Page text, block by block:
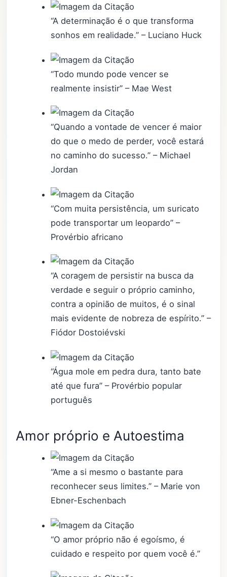
“A determinação é o que transforma
sonhos em realidade.” – Luciano Huck
“Todo mundo pode vencer se
realmente insistir” – Mae West
“Quando a vontade de vencer é maior
do que o medo de perder, você estará
no caminho do sucesso.” – Michael
Jordan
“Com muita persistência, um suricato
pode transportar um leopardo” –
Provérbio africano
“A coragem de persistir na busca da
verdade e seguir o próprio caminho,
contra a opinião de muitos, é o sinal
mais evidente de nobreza de espírito.” –
Fiódor Dostoiévski
“Água mole em pedra dura, tanto bate
até que fura” – Provérbio popular
português
Amor próprio e Autoestima
“Ame a si mesmo o bastante para
reconhecer seus limites.” – Marie von
Ebner-Eschenbach
“O amor próprio não é egoísmo, é
cuidado e respeito por quem você é.”